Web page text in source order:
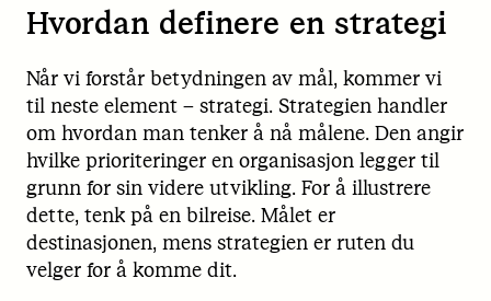
Hvordan definere en strategi
Når vi forstår betydningen av mål, kommer vi
til neste element – strategi. Strategien handler
om hvordan man tenker å nå målene. Den angir
hvilke prioriteringer en organisasjon legger til
grunn for sin videre utvikling. For å illustrere
dette, tenk på en bilreise. Målet er
destinasjonen, mens strategien er ruten du
velger for å komme dit.